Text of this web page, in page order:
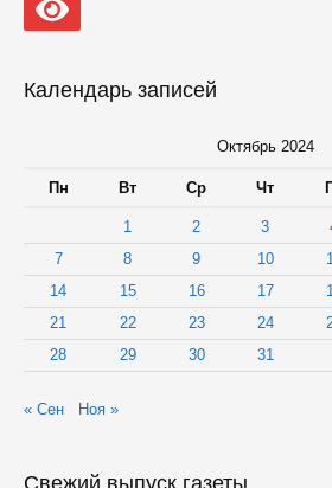
форуме
в
Календарь записей
Октябрь 2024
Пн Вт Ср Чт
1 2 3
7
8 9 10
14
15 16 17
21
22 23 24
28
29 30 31
« Сен Ноя »
Свежий выпуск газеты